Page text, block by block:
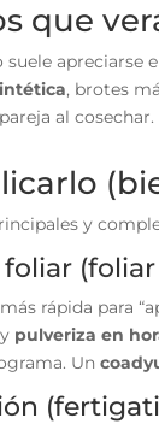
que
apreciarse
, brotes
al cosechar.
y
rápida para
pulveriza en
Un